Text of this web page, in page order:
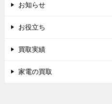
お知らせ
お役立ち
買取実績
家電の買取